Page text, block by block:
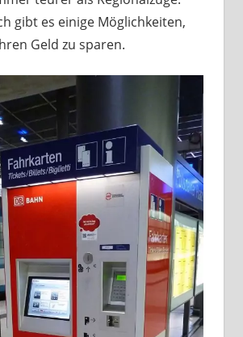
gibt es einige Möglichkeiten,
Geld zu sparen.